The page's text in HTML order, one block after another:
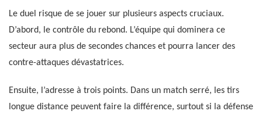
Le duel risque de se jouer sur plusieurs aspects cruciaux.
D’abord, le contrôle du rebond. L’équipe qui dominera ce
secteur aura plus de secondes chances et pourra lancer des
contre-attaques dévastatrices.
Ensuite, l’adresse à trois points. Dans un match serré, les tirs
longue distance peuvent faire la différence, surtout si la défense